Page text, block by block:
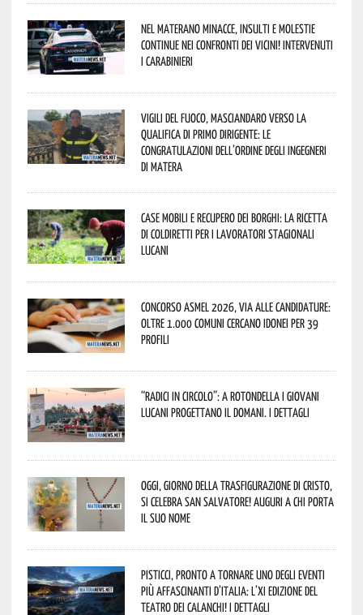
Nel materano minacce, insulti e molestie
continue nei confronti dei vicini! Intervenuti
i Carabinieri
Vigili del Fuoco, Masciandaro verso la
qualifica di Primo Dirigente: le
congratulazioni dell’Ordine degli Ingegneri
di Matera
Case mobili e recupero dei borghi: la ricetta
di Coldiretti per i lavoratori stagionali
lucani
Concorso Asmel 2026, via alle candidature:
oltre 1.000 Comuni cercano idonei per 39
profili
“Radici in Circolo”: a Rotondella i giovani
lucani progettano il domani. I dettagli
Oggi, giorno della Trasfigurazione di Cristo,
si celebra San Salvatore! Auguri a chi porta
il suo nome
Pisticci, pronto a tornare uno degli eventi
più affascinanti d’Italia: l’XI edizione del
Teatro dei Calanchi! I dettagli